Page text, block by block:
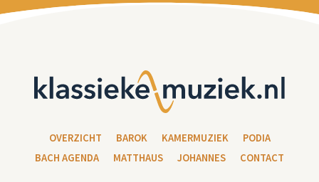
OVERZICHT BAROK KAMERMUZIEK
PODIA
BACH AGENDA
MATTHAUS JOHANNES CONTACT